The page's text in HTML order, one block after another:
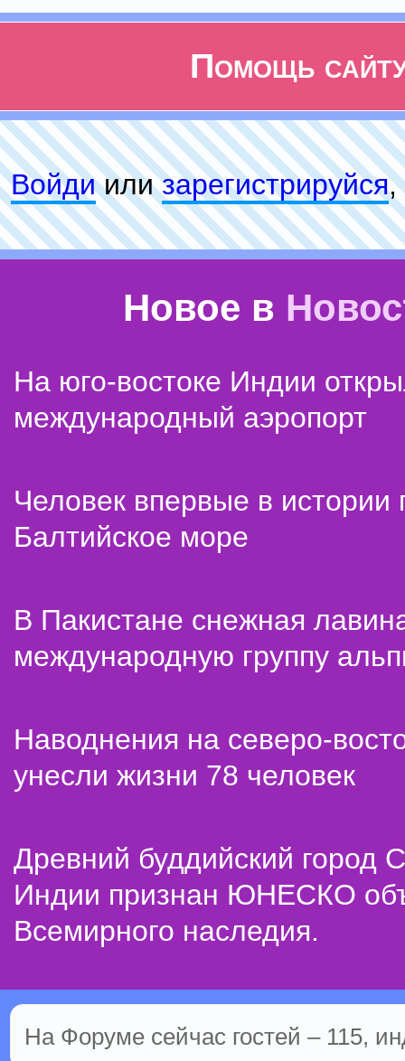
Помощь
Войдиилизарeгиcтpируйся,
Новое в
На юго-востоке Индии
международный аэропорт
Человек впервые в истории
Балтийское море
В Пакистане снежная
международную группу
Наводнения на северо-
унесли жизни 78 человек
Древний буддийский город
Индии признан ЮНЕСКО
Всемирного наследия.
На Форуме сейчас гостей – 115,